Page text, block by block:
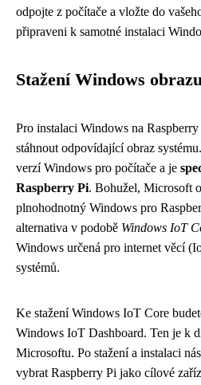
odpojte z počítače a vložte do
připraveni k samotné instalaci
Stažení Windows
Pro instalaci Windows na
stáhnout odpovídající obraz
verzí Windows pro počítače a je
Raspberry Pi. Bohužel, Microsoft
plnohodnotný Windows pro
alternativa v podobě Windows IoT
Windows určená pro internet věcí
systémů.
Ke stažení Windows IoT Core
Windows IoT Dashboard. Ten je k
Microsoftu. Po stažení a instalaci
vybrat Raspberry Pi jako cílové